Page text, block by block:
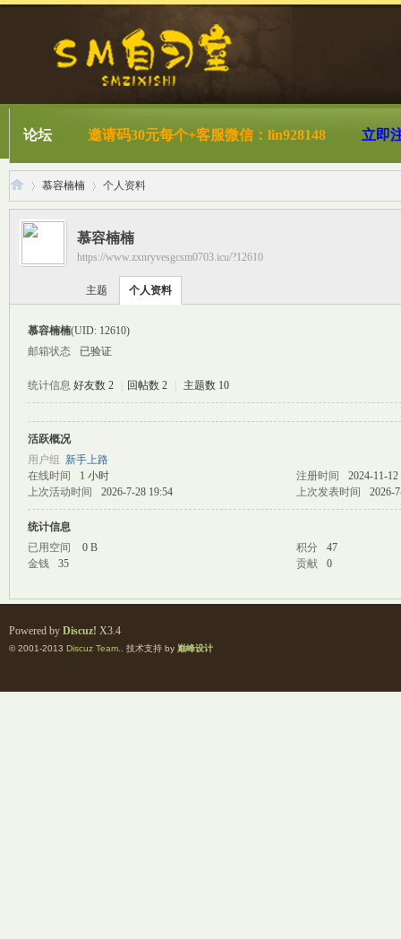
论坛 邀请码30元每个+客服微信：lin928148 立即
›
慕容楠楠
›
个人资料
慕容楠楠
https://www.zxnryvesgcsm0703.icu/?12610
主题 个人资料
慕容楠楠(UID: 12610)
邮箱状态
已验证
统计信息 好友数 2 回帖数 2 主题数 10
活跃概况
用户组 新手上路
在线时间
1 小时 注册时间
2024-11-12
上次活动时间
2026-7-28 19:54 上次发表时间 2026-
统计信息
已用空间
0 B 积分
47
金钱
35 贡献 0
Powered by Discuz! X3.4
© 2001-2013 Discuz Team. . 技术支持 by 巅峰设计